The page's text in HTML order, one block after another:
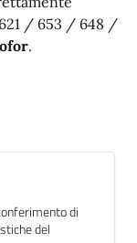
621 / 653 / 648 /
.
di
del